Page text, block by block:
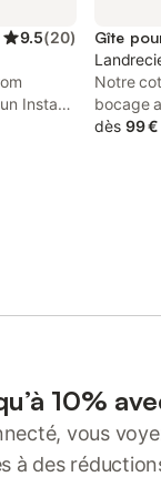
9.5(20)
Instant
and
Gîte
Notre
bocage
Mormal,
peut
accès
, micro-
côté
vous 3
dès 99 €
10%
vous
à des